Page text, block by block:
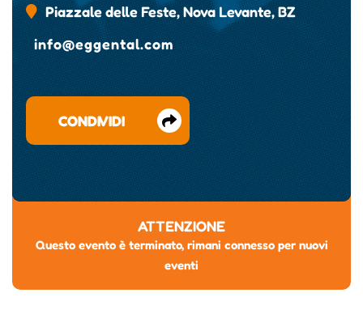
Piazzale delle Feste, Nova Levante, BZ
info@eggental.com
CONDIVIDI
ATTENZIONE
Questo evento è terminato, rimani connesso per nuovi
eventi